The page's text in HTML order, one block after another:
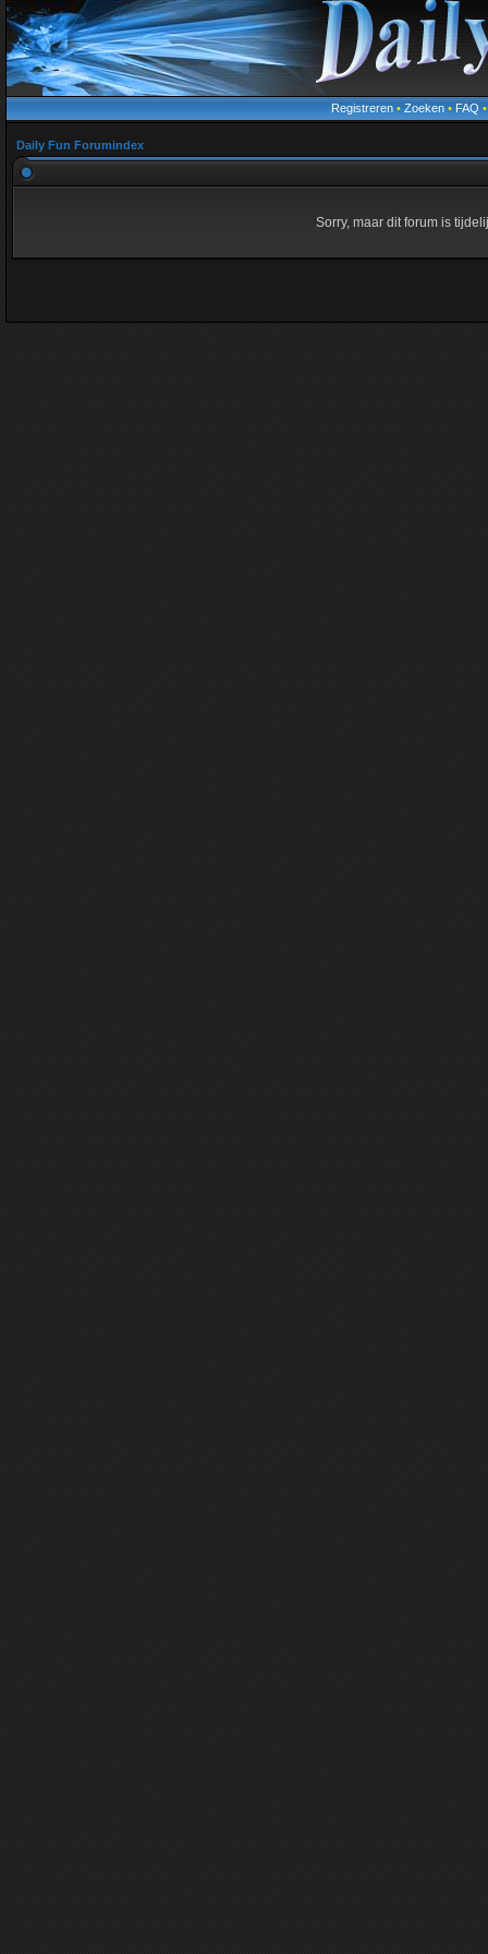
Registreren • Zoeken • FAQ
Daily Fun Forumindex
Sorry, maar dit forum is